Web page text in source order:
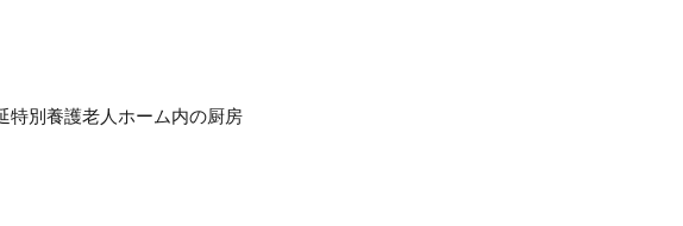
特別養護老人ホーム内の厨房